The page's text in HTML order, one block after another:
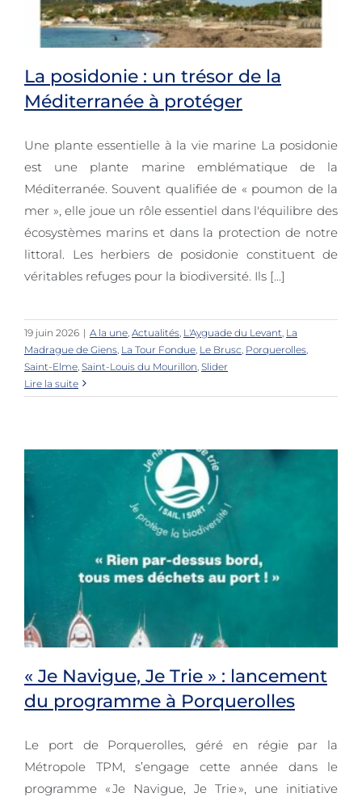
La posidonie : un trésor de la
Méditerranée à protéger
La posidonie : un trésor de la
Méditerranée à protéger
Une plante essentielle à la vie marine La posidonie
est une plante marine emblématique de la
Méditerranée. Souvent qualifiée de « poumon de la
mer », elle joue un rôle essentiel dans l'équilibre des
écosystèmes marins et dans la protection de notre
littoral. Les herbiers de posidonie constituent de
véritables refuges pour la biodiversité. Ils [...]
19 juin 2026 | A la une Actualités L'Ayguade du Levant La
Madrague de Giens La Tour Fondue Le Brusc Porquerolles
Saint-Elme Saint-Louis du Mourillon Slider
Lire la suite
« Je Navigue, Je Trie » : lancement
du programme à Porquerolles
« Je Navigue, Je Trie » : lancement
du programme à Porquerolles
Le port de Porquerolles, géré en régie par la
Métropole TPM, s’engage cette année dans le
programme « Je Navigue, Je Trie », une initiative